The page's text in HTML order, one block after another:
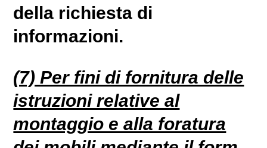
della richiesta di
informazioni.
(7) Per fini di fornitura delle
istruzioni relative al
montaggio e alla foratura